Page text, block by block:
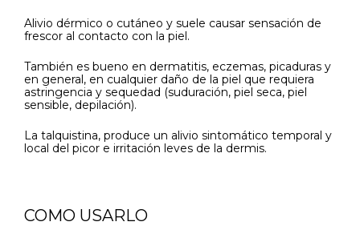
Alivio dérmico o cutáneo y suele causar sensación de
frescor al contacto con la piel.
También es bueno en dermatitis, eczemas, picaduras y
en general, en cualquier daño de la piel que requiera
astringencia y sequedad (suduración, piel seca, piel
sensible, depilación).
La talquistina, produce un alivio sintomático temporal y
local del picor e irritación leves de la dermis.
COMO USARLO